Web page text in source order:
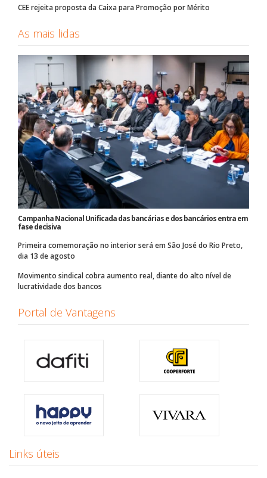
CEE rejeita proposta da Caixa para Promoção por Mérito
As mais lidas
Campanha Nacional Unificada das bancárias e dos bancários entra em
fase decisiva
Primeira comemoração no interior será em São José do Rio Preto,
dia 13 de agosto
Movimento sindical cobra aumento real, diante do alto nível de
lucratividade dos bancos
Portal de Vantagens
Links úteis